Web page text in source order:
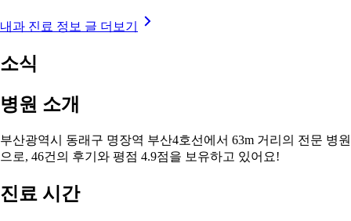
내과 진료 정보 글 더보기
소식
병원 소개
부산광역시 동래구 명장역 부산4호선에서 63m 거리의 전문 병원
으로, 46건의 후기와 평점 4.9점을 보유하고 있어요!
진료 시간